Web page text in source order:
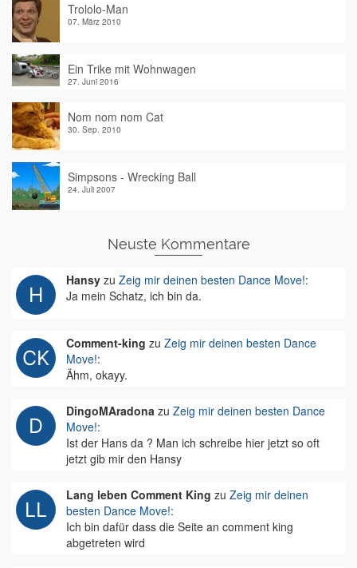
Trololo-Man
07. März 2010
Ein Trike mit Wohnwagen
27. Juni 2016
Nom nom nom Cat
30. Sep. 2010
Simpsons - Wrecking Ball
24. Juli 2007
Neuste Kommentare
Hansy zu Zeig mir deinen besten Dance Move!:
Ja mein Schatz, ich bin da.
Comment-king zu Zeig mir deinen besten Dance
Move!:
Ähm, okayy.
DingoMAradona zu Zeig mir deinen besten Dance
Move!:
Ist der Hans da ? Man ich schreibe hier jetzt so oft
jetzt gib mir den Hansy
Lang leben Comment King zu Zeig mir deinen
besten Dance Move!:
Ich bin dafür dass die Seite an comment king
abgetreten wird